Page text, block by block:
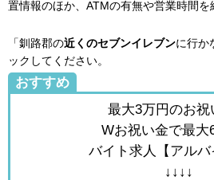
置情報のほか、ATMの有無や営業時間を
「釧路郡の近くのセブンイレブンに行か
ックしてください。
おすすめ
最大3万円のお祝
Wお祝い金で最大
バイト求人【アルバ
↓↓↓↓